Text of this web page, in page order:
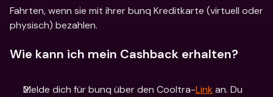
Fahrten, wenn sie mit ihrer bunq Kreditkarte (virtuell oder
physisch) bezahlen.
Wie kann ich mein Cashback erhalten?
Melde dich für bunq über den Cooltra-Link an. Du